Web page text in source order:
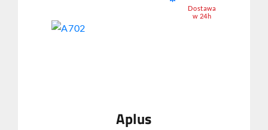
Aplus
Dostawa
w 24h